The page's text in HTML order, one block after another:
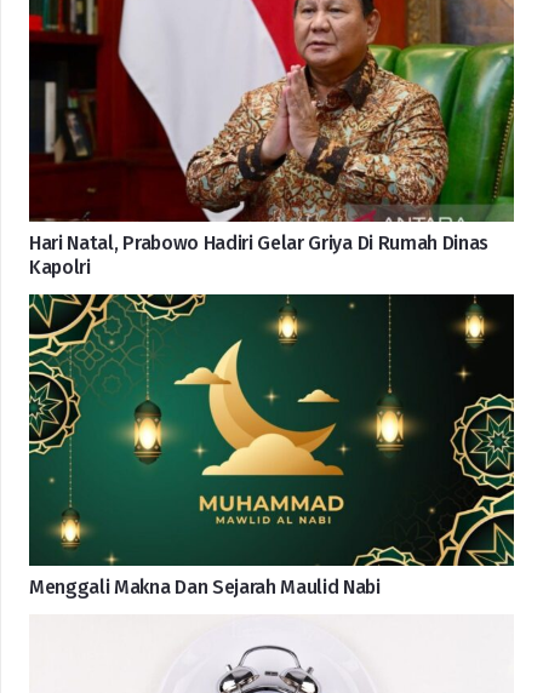
Hari Natal, Prabowo Hadiri Gelar Griya Di Rumah Dinas
Kapolri
Menggali Makna Dan Sejarah Maulid Nabi